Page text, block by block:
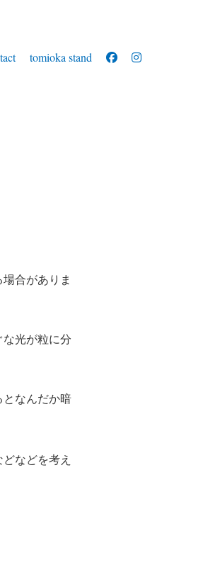
tomioka stand
合がありま
光が粒に分
となんだか暗
どなどを考え